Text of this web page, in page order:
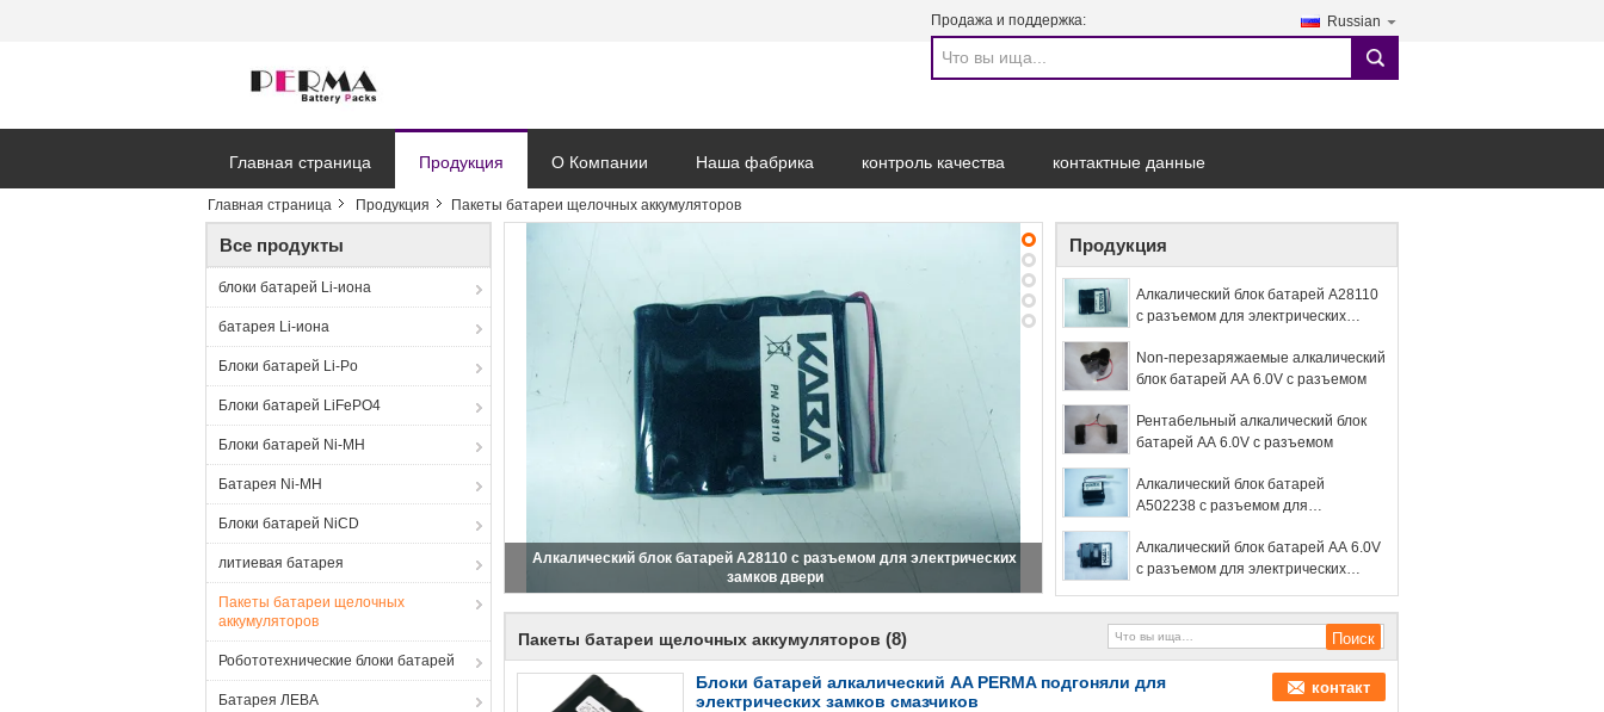
Продажа и поддержка: Russian
search
Главная страница Продукция О Компании Наша фабрика контроль качества контактные данные
Главная страница Продукция Пакеты батареи щелочных аккумуляторов
Все продукты
блоки батарей Li-иона
батарея Li-иона
Блоки батарей Li-Po
Блоки батарей LiFePO4
Блоки батарей Ni-MH
Батарея Ni-MH
Блоки батарей NiCD
литиевая батарея
Пакеты батареи щелочных
аккумуляторов
Робототехнические блоки батарей
Батарея ЛЕВА
Алкалический блок батарей A28110 с разъемом для электрических
замков двери
Продукция
Алкалический блок батарей A28110
с разъемом для электрических
Non-перезаряжаемые алкалический
блок батарей AA 6.0V с разъемом
Рентабельный алкалический блок
батарей AA 6.0V с разъемом
Алкалический блок батарей
A502238 с разъемом для
Алкалический блок батарей AA 6.0V
с разъемом для электрических
Пакеты батареи щелочных аккумуляторов (8)
Блоки батарей алкалический AA PERMA подгоняли для
электрических замков смазчиков
контакт